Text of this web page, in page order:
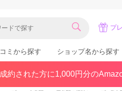
プ
関東
東京都(383)
千葉県(183)
ミから探す ショップ名から探す
約された方に1,000円分の